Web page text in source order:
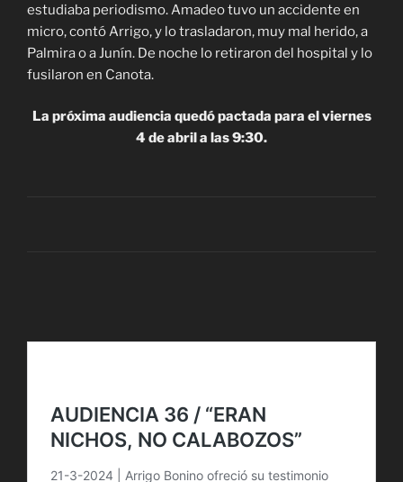
estudiaba periodismo. Amadeo tuvo un accidente en
micro, contó Arrigo, y lo trasladaron, muy mal herido, a
Palmira o a Junín. De noche lo retiraron del hospital y lo
fusilaron en Canota.
La próxima audiencia quedó pactada para el viernes
4 de abril a las 9:30.